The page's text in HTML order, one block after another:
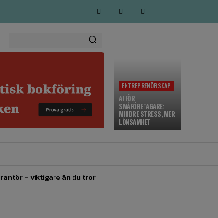
ENTREPRENÖRSKAP
AI FÖR
SMÅFÖRETAGARE:
MINDRE STRESS, MER
LÖNSAMHET
– viktigare än du tror